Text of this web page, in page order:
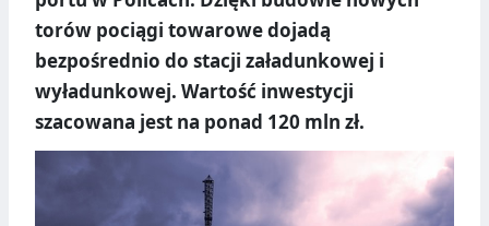
torów pociągi towarowe dojadą
bezpośrednio do stacji załadunkowej i
wyładunkowej. Wartość inwestycji
szacowana jest na ponad 120 mln zł.